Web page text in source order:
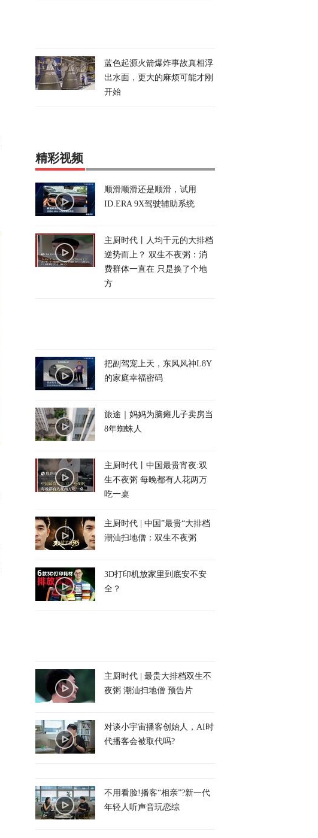
蓝色起源火箭爆炸事故真相浮
出水面，更大的麻烦可能才刚
开始
精彩视频
顺滑顺滑还是顺滑，试用
ID.ERA 9X驾驶辅助系统
主厨时代丨人均千元的大排档
逆势而上？ 双生不夜粥：消
费群体一直在 只是换了个地
方
把副驾宠上天，东风风神L8Y
的家庭幸福密码
旅途｜妈妈为脑瘫儿子卖房当
8年蜘蛛人
主厨时代丨中国最贵宵夜:双
生不夜粥 每晚都有人花两万
吃一桌
主厨时代 | 中国”最贵“大排档
潮汕扫地僧：双生不夜粥
3D打印机放家里到底安不安
全？
主厨时代 | 最贵大排档双生不
夜粥 潮汕扫地僧 预告片
对谈小宇宙播客创始人，AI时
代播客会被取代吗?
不用看脸!播客“相亲”?新一代
年轻人听声音玩恋综